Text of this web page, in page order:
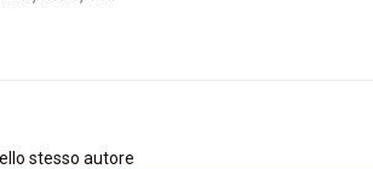
stesso autore